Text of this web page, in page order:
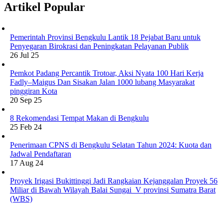
Artikel Popular
Pemerintah Provinsi Bengkulu Lantik 18 Pejabat Baru untuk
Penyegaran Birokrasi dan Peningkatan Pelayanan Publik
26 Jul 25
Pemkot Padang Percantik Trotoar, Aksi Nyata 100 Hari Kerja
Fadly–Maigus Dan Sisakan Jalan 1000 lubang Masyarakat
pinggiran Kota
20 Sep 25
8 Rekomendasi Tempat Makan di Bengkulu
25 Feb 24
Penerimaan CPNS di Bengkulu Selatan Tahun 2024: Kuota dan
Jadwal Pendaftaran
17 Aug 24
Proyek Irigasi Bukittinggi Jadi Rangkaian Kejanggalan Proyek 56
Miliar di Bawah Wilayah Balai Sungai V provinsi Sumatra Barat
(WBS)